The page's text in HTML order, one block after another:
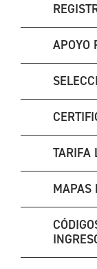
APOYO
TARIFA
MAPAS